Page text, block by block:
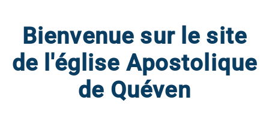
Bienvenue sur le site
de l'église Apostolique
de Quéven